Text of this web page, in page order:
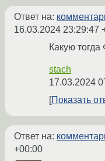
Ответ на:
16.03.2024 23:29:47
Какую
stach
17.03.2024
Показать
Ответ на:
+00:00